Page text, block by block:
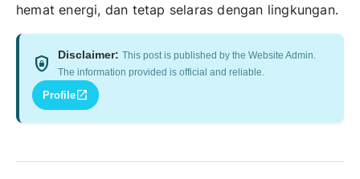
hemat energi, dan tetap selaras dengan lingkungan.
shield_lock Disclaimer: This post is published by the Website Admin.
The information provided is official and reliable.
Profileopen_in_new